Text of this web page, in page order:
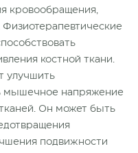
кровообращения,
костной ткани.
улучшить
мышечное напряжение
Он может быть
подвижности